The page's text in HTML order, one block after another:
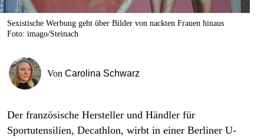
verlag
verlag
veranstaltungen
shop
unterstützen
Sexistische Werbung geht über Bilder von nackten Frauen hinaus
Foto: imago/Steinach
Von Carolina Schwarz
Der französische Hersteller und Händler für
Sportutensilien, Decathlon, wirbt in einer Berliner U-